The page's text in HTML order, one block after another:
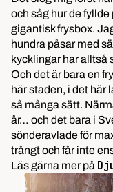
och såg hur de
gigantisk frysbox.
hundra påsar med
kycklingar har alltså
Och det är bara en
här staden, i det här
så många sätt.
år… och det bara i
sönderavlade för
trångt och får inte
Läs gärna mer på